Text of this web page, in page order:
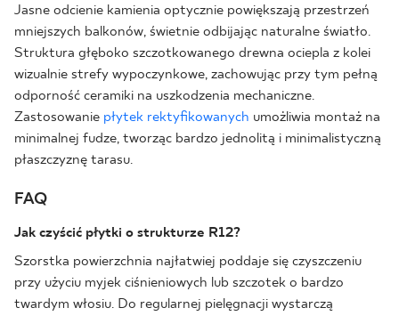
Jasne odcienie kamienia optycznie powiększają przestrzeń
mniejszych balkonów, świetnie odbijając naturalne światło.
Struktura głęboko szczotkowanego drewna ociepla z kolei
wizualnie strefy wypoczynkowe, zachowując przy tym pełną
odporność ceramiki na uszkodzenia mechaniczne.
Zastosowanie płytek rektyfikowanych umożliwia montaż na
minimalnej fudze, tworząc bardzo jednolitą i minimalistyczną
płaszczyznę tarasu.
FAQ
Jak czyścić płytki o strukturze R12?
Szorstka powierzchnia najłatwiej poddaje się czyszczeniu
przy użyciu myjek ciśnieniowych lub szczotek o bardzo
twardym włosiu. Do regularnej pielęgnacji wystarczą